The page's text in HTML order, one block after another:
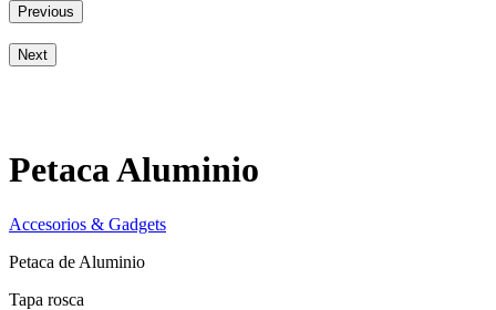
Previous
Next
Petaca Aluminio
Accesorios & Gadgets
Petaca de Aluminio
Tapa rosca